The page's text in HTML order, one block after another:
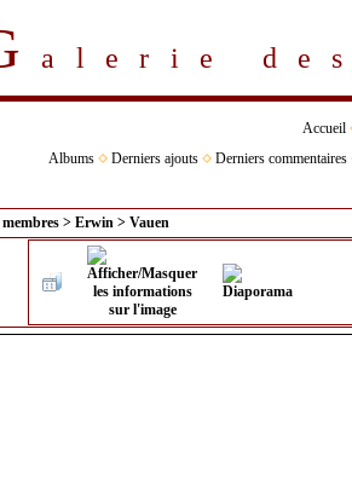
alerie
Accueil
Albums
Derniers ajouts Derniers commentaires
membres > Erwin > Vauen